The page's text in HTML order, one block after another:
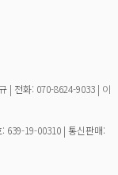
| 전화: 070-8624-9033 | 이
639-19-00310 | 통신판매: